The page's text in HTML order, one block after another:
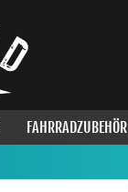
FAHRRADZUBEHÖR